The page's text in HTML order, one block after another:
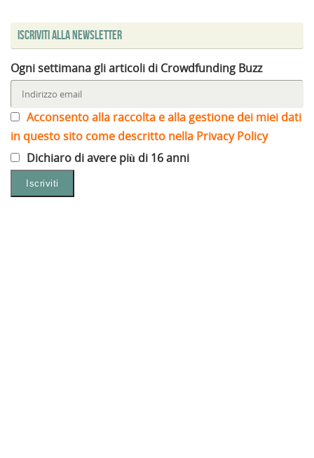
Iscriviti alla Newsletter
Ogni settimana gli articoli di Crowdfunding Buzz
Acconsento alla raccolta e alla gestione dei miei dati
in questo sito come descritto nella Privacy Policy
Dichiaro di avere più di 16 anni